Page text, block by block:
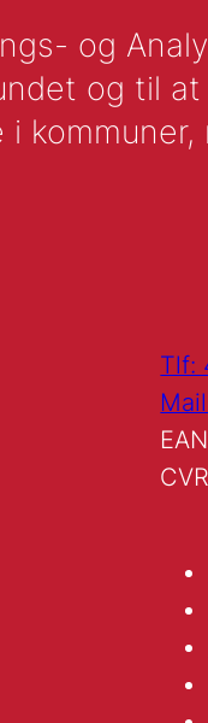
og
og til
Tlf: